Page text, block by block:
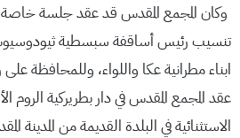
وكان المجمع المقدس قد عقد جلسة خاصة
تنسيب رئيس أساقفة سبسطية ثيودوسيوس
ابناء مطرانية عكا واللواء، وللمحافظة
عقد المجمع المقدس في دار بطريركية الروم
الاستثنائية في البلدة القديمة من